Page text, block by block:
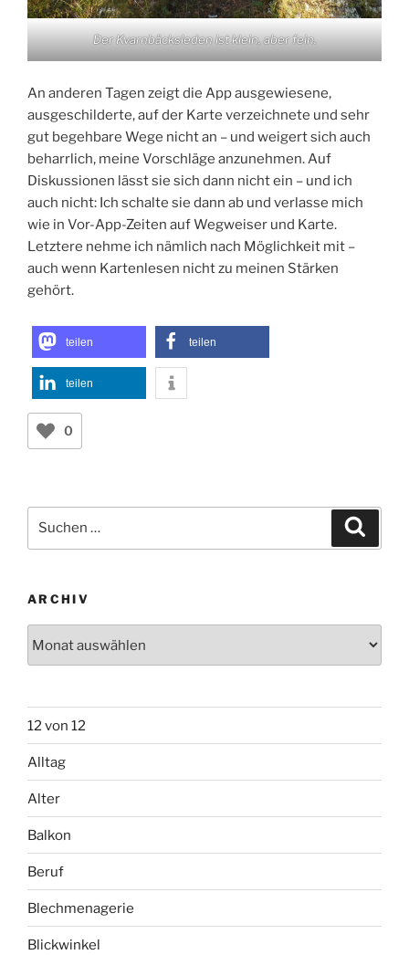
Der Kvarnbäcksleden ist klein, aber fein.
An anderen Tagen zeigt die App ausgewiesene,
ausgeschilderte, auf der Karte verzeichnete und sehr
gut begehbare Wege nicht an – und weigert sich auch
beharrlich, meine Vorschläge anzunehmen. Auf
Diskussionen lässt sie sich dann nicht ein – und ich
auch nicht: Ich schalte sie dann ab und verlasse mich
wie in Vor-App-Zeiten auf Wegweiser und Karte.
Letztere nehme ich nämlich nach Möglichkeit mit –
auch wenn Kartenlesen nicht zu meinen Stärken
gehört.
teilen teilen
teilen
0
nach:
ARCHIV
12 von 12
Alltag
Alter
Balkon
Beruf
Blechmenagerie
Blickwinkel